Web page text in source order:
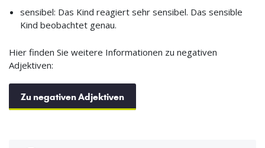
sensibel: Das Kind reagiert sehr sensibel. Das sensible
Kind beobachtet genau.
Hier finden Sie weitere Informationen zu negativen
Adjektiven:
Zu negativen Adjektiven